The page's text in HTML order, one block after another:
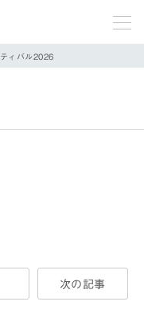
ィバル2026
次の記事